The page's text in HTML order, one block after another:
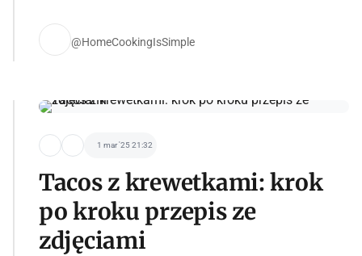
@HomeCookingIsSimple
1 mar '25 21:32
Tacos z krewetkami: krok
po kroku przepis ze
zdjęciami